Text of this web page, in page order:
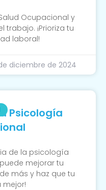
Ocupacional y
trabajo. ¡Prioriza tu
laboral!
diciembre de 2024
Psicología
de la psicología
mejorar tu
más y haz que tu
mejor!